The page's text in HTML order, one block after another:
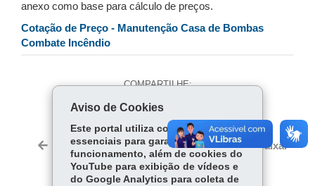
anexo como base para cálculo de preços.
Cotação de Preço - Manutenção Casa de Bombas
Combate Incêndio
COMPARTILHE:
Fa
ce
bo
ok
Tw
itt
er
ha
ts
Ap
p
Voltar Início Imprimir Baixar
Aviso de Cookies
Este portal utiliza cookies
essenciais para garantir seu
funcionamento, além de cookies do
YouTube para exibição de vídeos e
do Google Analytics para coleta de